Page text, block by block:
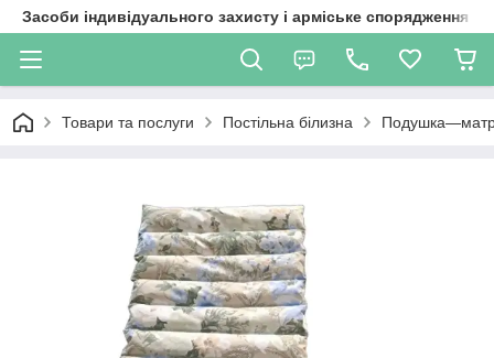
Засоби індивідуального захисту і арміське спорядження
Товари та послуги Постільна білизна